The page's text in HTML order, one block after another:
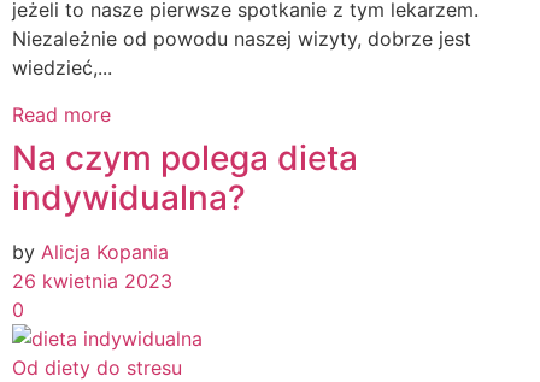
jeżeli to nasze pierwsze spotkanie z tym lekarzem.
Niezależnie od powodu naszej wizyty, dobrze jest
wiedzieć,...
Read more
Na czym polega dieta
indywidualna?
by Alicja Kopania
26 kwietnia 2023
0
Od diety do stresu